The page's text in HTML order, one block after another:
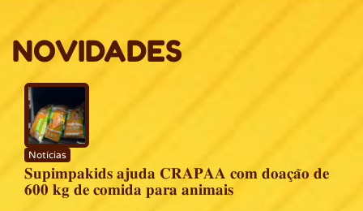
NOVIDADES
Notícias
𝐒𝐮𝐩𝐢𝐦𝐩𝐚𝐤𝐢𝐝𝐬 𝐚𝐣𝐮𝐝𝐚 𝐂𝐑𝐀𝐏𝐀𝐀 𝐜𝐨𝐦 𝐝𝐨𝐚𝐜̧𝐚̃𝐨 𝐝𝐞
𝟔𝟎𝟎 𝐤𝐠 𝐝𝐞 𝐜𝐨𝐦𝐢𝐝𝐚 𝐩𝐚𝐫𝐚 𝐚𝐧𝐢𝐦𝐚𝐢𝐬